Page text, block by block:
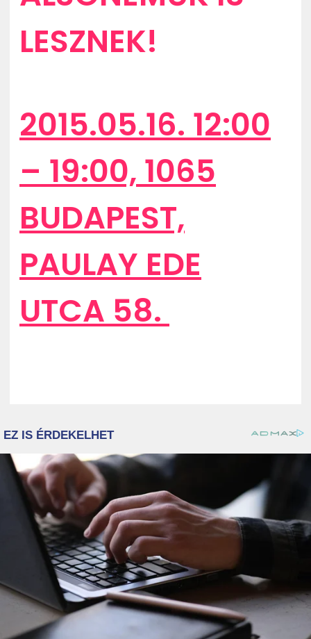
LESZNEK!
2015.05.16. 12:00
– 19:00, 1065
BUDAPEST,
PAULAY EDE
UTCA 58.